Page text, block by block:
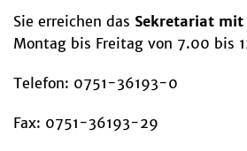
Sie erreichen das Sekretariat mit
Montag bis Freitag von 7.00 bis
Telefon: 0751-36193-0
Fax: 0751-36193-29